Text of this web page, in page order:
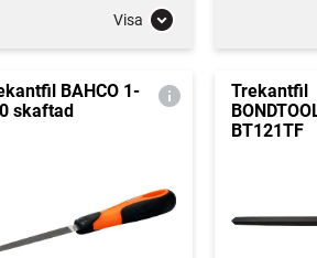
Visa
BAHCO 1-
skaftad
Trekantfil
BT121TF